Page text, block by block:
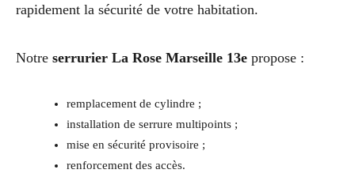
rapidement la sécurité de votre habitation.
Notre serrurier La Rose Marseille 13e propose :
remplacement de cylindre ;
installation de serrure multipoints ;
mise en sécurité provisoire ;
renforcement des accès.